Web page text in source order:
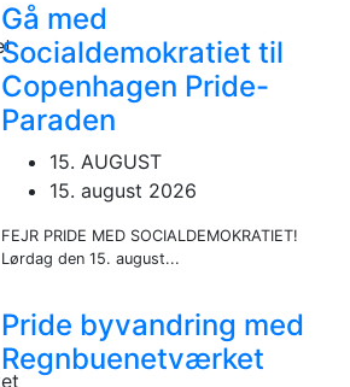
Gå med
Socialdemokratiet til
Copenhagen Pride-
Paraden
15. AUGUST
15. august 2026
FEJR PRIDE MED SOCIALDEMOKRATIET!
Lørdag den 15. august...
Pride byvandring med
Regnbuenetværket